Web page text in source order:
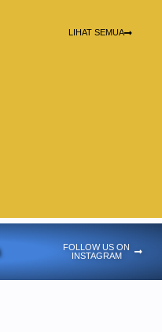
LIHAT SEMUA
FOLLOW US ON
INSTAGRAM